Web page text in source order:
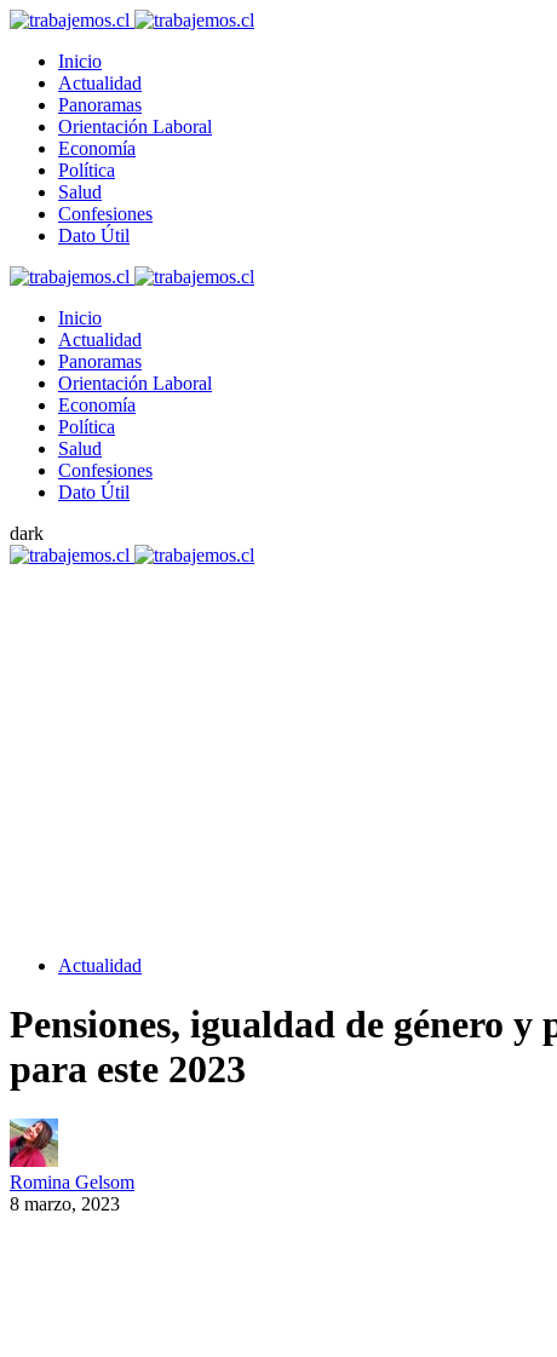
Inicio
Actualidad
Panoramas
Orientación Laboral
Economía
Política
Salud
Confesiones
Dato Útil
Inicio
Actualidad
Panoramas
Orientación Laboral
Economía
Política
Salud
Confesiones
Dato Útil
dark
Actualidad
Pensiones, igualdad de género
para este 2023
Romina Gelsom
8 marzo, 2023